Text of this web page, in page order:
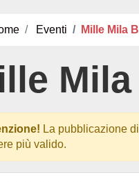
Eventi Mille Mila
La pubblicazione
più valido.